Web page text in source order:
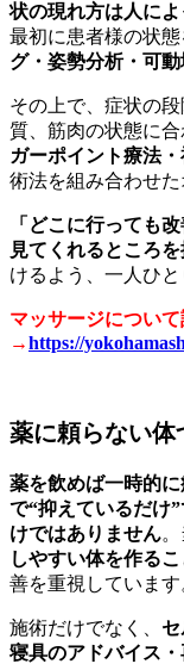
状の現れ方は人に
最初に患者様の状態
グ・姿勢分析・可
その上で、症状の
質、筋肉の状態に合
ガーポイント療法
術法を組み合わせた
「どこに行っても
見てくれるところを
けるよう、一人ひ
マッサージについ
→https://
薬に頼らない体
薬を飲めば一時的
で“抑えているだけ
けではありません
しやすい体を作るこ
善を重視しています
施術だけでなく、
寝具のアドバイス